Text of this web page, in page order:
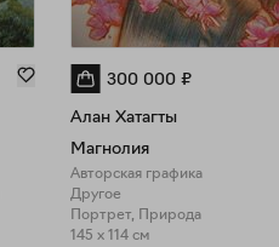
300 000 ₽
Алан Хатагты
Магнолия
Авторская графика
Другое
Портрет, Природа
145 x 114 см